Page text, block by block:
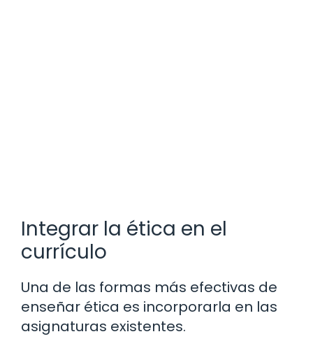
Integrar la ética en el
currículo
Una de las formas más efectivas de
enseñar ética es incorporarla en las
asignaturas existentes.